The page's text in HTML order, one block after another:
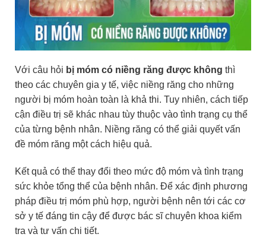
Với câu hỏi bị móm có niềng răng được không thì
theo các chuyên gia y tế, việc niềng răng cho những
người bị móm hoàn toàn là khả thi. Tuy nhiên, cách tiếp
cận điều trị sẽ khác nhau tùy thuộc vào tình trạng cụ thể
của từng bệnh nhân. Niềng răng có thể giải quyết vấn
đề móm răng một cách hiệu quả.
Kết quả có thể thay đổi theo mức độ móm và tình trạng
sức khỏe tổng thể của bệnh nhân. Để xác định phương
pháp điều trị móm phù hợp, người bệnh nên tới các cơ
sở y tế đáng tin cậy để được bác sĩ chuyên khoa kiểm
tra và tư vấn chi tiết.